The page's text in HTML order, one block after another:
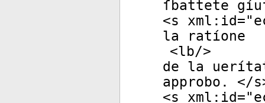
ſbattete
<s xml:id="
la ratíone
<lb/>
de la
approbo. </s
<s xml:id="